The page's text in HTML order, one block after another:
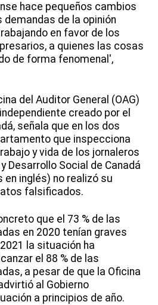
hace pequeños cambios
demandas de la opinión
en favor de los
a quienes las cosas
de forma fenomenal',
del Auditor General (OAG)
creado por el
señala que en los dos
que inspecciona
y vida de los jornaleros
Desarrollo Social de Canadá
en inglés) no realizó su
falsificados.
que el 73 % de las
en 2020 tenían graves
la situación ha
el 88 % de las
a pesar de que la Oficina
al Gobierno
a principios de año.